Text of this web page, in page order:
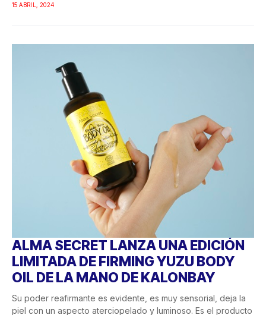
15 ABRIL, 2024
ALMA SECRET LANZA UNA EDICIÓN
LIMITADA DE FIRMING YUZU BODY
OIL DE LA MANO DE KALONBAY
Su poder reafirmante es evidente, es muy sensorial, deja la
piel con un aspecto aterciopelado y luminoso. Es el producto